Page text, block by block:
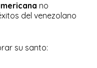
no
del venezolano
su santo: